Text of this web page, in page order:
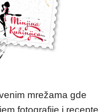
mrežama gde